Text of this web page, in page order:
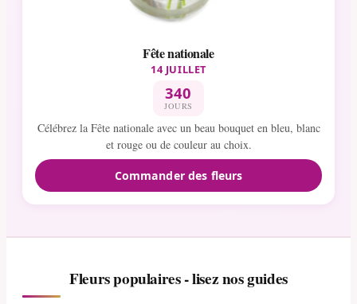
Fête nationale
14 JUILLET
340
JOURS
Célébrez la Fête nationale avec un beau bouquet en bleu, blanc
et rouge ou de couleur au choix.
Commander des fleurs
Fleurs populaires - lisez nos guides